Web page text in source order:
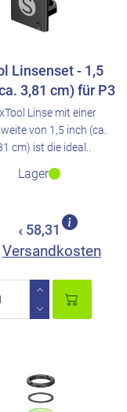
Linsenset - 1,5
3,81 cm) für P3
Linse mit einer
von 1,5 inch (ca.
cm) ist die ideal..
Lager
€ 58,31
Versandkosten